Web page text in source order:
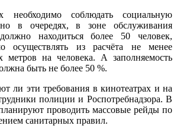
необходимо соблюдать социальную
в очередях, в зоне обслуживания
находиться более 50 человек,
осуществлять из расчёта не менее
метров на человека. А заполняемость
быть не более 50 %.
ли эти требования в кинотеатрах и на
полиции и Роспотребнадзора. В
проводить массовые рейды по
санитарных правил.